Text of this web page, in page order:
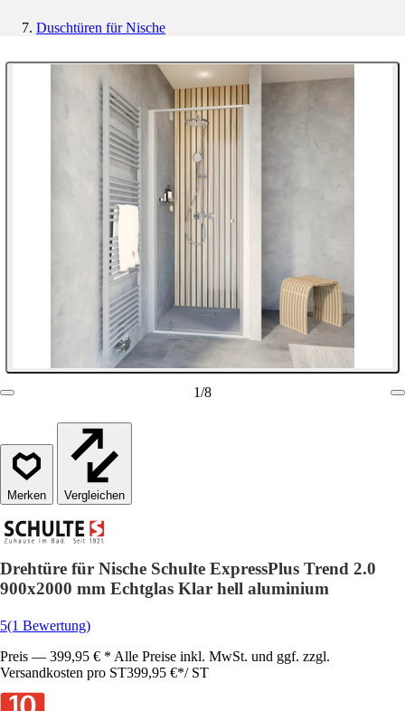
Duschtüren für Nische
1/8
Vergleichen
Drehtüre für Nische Schulte ExpressPlus Trend 2.0
900x2000 mm Echtglas Klar hell aluminium
5(1 Bewertung)
Preis — 399,95 € * Alle Preise inkl. MwSt. und ggf. zzgl.
Versandkosten pro ST399,95 €*/ ST